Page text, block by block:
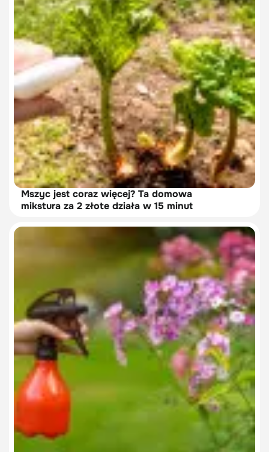
Mszyc jest coraz więcej? Ta domowa
mikstura za 2 złote działa w 15 minut